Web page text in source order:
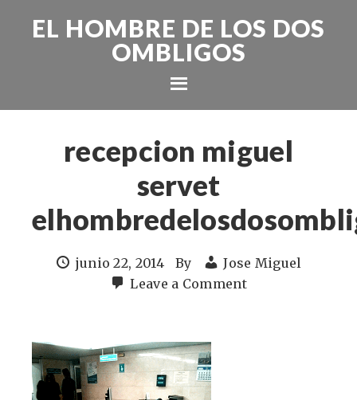
EL HOMBRE DE LOS DOS
OMBLIGOS
recepcion miguel
servet
junio 22, 2014 By
Jose Miguel
Leave a Comment